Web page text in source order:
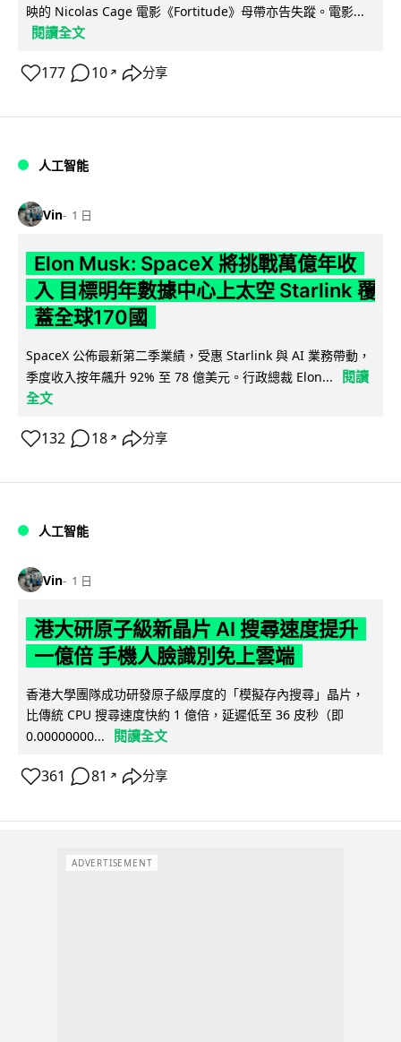
映的 Nicolas Cage 電影《Fortitude》母帶亦告失蹤。電影...
閱讀全文
177 10 ↗ 分享
人工智能
Vin 1 日
Elon Musk: SpaceX 將挑戰萬億年收
入 目標明年數據中心上太空 Starlink 覆
蓋全球170國
SpaceX 公佈最新第二季業績，受惠 Starlink 與 AI 業務帶動，
季度收入按年飆升 92% 至 78 億美元。行政總裁 Elon...
閱讀
全文
132 18 ↗ 分享
人工智能
Vin 1 日
港大研原子級新晶片 AI 搜尋速度提升
一億倍 手機人臉識別免上雲端
香港大學團隊成功研發原子級厚度的「模擬存內搜尋」晶片，
比傳統 CPU 搜尋速度快約 1 億倍，延遲低至 36 皮秒（即
0.00000000...
閱讀全文
361 81 ↗ 分享
ADVERTISEMENT